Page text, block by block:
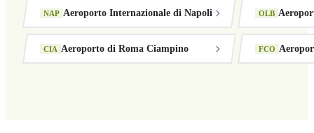
NAP Aeroporto Internazionale di Napoli OLB
CIA Aeroporto di Roma Ciampino FCO